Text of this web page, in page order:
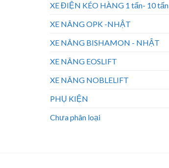
XE ĐIỆN KÉO HÀNG 1 tấn- 10 tấn
XE NÂNG OPK -NHẬT
XE NÂNG BISHAMON - NHẬT
XE NÂNG EOSLIFT
XE NÂNG NOBLELIFT
PHỤ KIỆN
Chưa phân loại